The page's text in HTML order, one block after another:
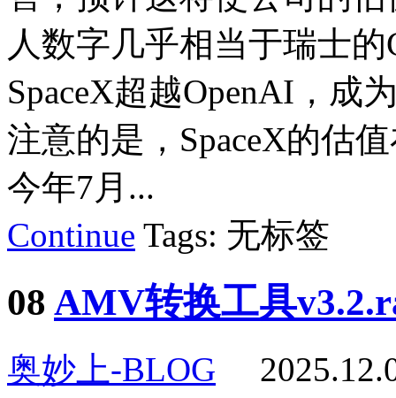
人数字几乎相当于瑞士
SpaceX超越OpenAI，成
注意的是，SpaceX的估
今年7月...
Continue Tags: 无标签
08 AMV转换工具
奥妙上-BLOG